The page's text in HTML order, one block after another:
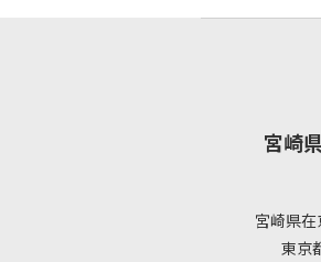
宮崎
宮崎県
東京